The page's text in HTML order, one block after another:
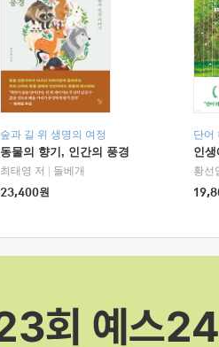
숲과 길 위 생명의 여정
동물의 향기, 인간의 풍경
최태영 저
돌베개
23,400원
단어
인
황선